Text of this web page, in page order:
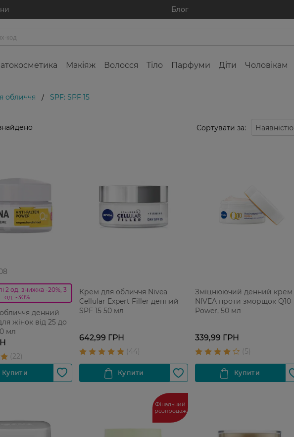
Блог
Макіяж Волосся Тіло Парфуми Діти Чоловікам
обличчя / SPF: SPF 15
Сортувати за: Наявністю
2 од. знижка -20%, 3
од. -30%
денний
жінок від 25 до
мл
Крем для обличчя Nivea
Cellular Expert Filler денний
SPF 15 50 мл
642,99 ГРН
Зміцнюючий денний крем
NIVEA проти зморщок Q10
Power, 50 мл
339,99 ГРН
Фінальний
розпродаж